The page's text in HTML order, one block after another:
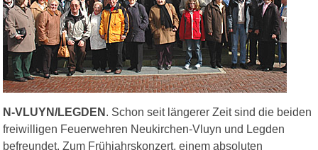
N-VLUYN/LEGDEN . Schon seit längerer Zeit sind die beiden
freiwilligen Feuerwehren Neukirchen-Vluyn und Legden
befreundet. Zum Frühjahrskonzert, einem absoluten